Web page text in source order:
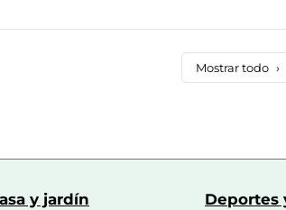
Mostrar todo ›
y jardín Deportes